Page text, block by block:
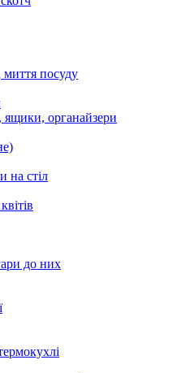
посуду
органайзери
на стіл
до них